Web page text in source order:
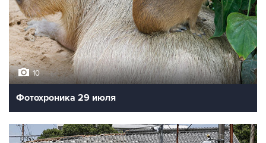
10
Фотохроника 29 июля